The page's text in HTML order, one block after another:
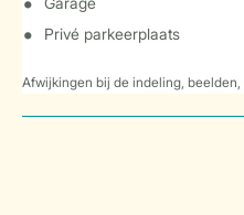
Privé parkeerplaats
Afwijkingen bij de indeling,